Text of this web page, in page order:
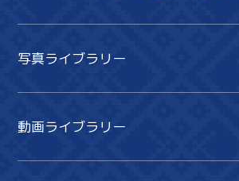
写真ライブラリー
動画ライブラリー